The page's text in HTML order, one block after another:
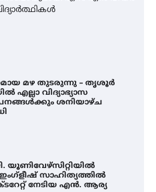
മഴ തുടരുന്നു – തൃശൂർ
എല്ലാ വിദ്യാഭ്യാസ
ശനിയാഴ്ച
യൂണിവേഴ്‌സിറ്റിയിൽ
ഇംഗ്ളീഷ് സാഹിത്യത്തിൽ
നേടിയ എൻ. ആര്യ